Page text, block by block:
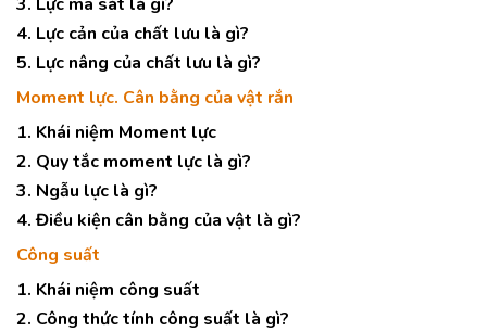
4. Lực cản của chất lưu là gì?
5. Lực nâng của chất lưu là gì?
Moment lực. Cân bằng của vật rắn
1. Khái niệm Moment lực
2. Quy tắc moment lực là gì?
3. Ngẫu lực là gì?
4. Điều kiện cân bằng của vật là gì?
Công suất
1. Khái niệm công suất
2. Công thức tính công suất là gì?